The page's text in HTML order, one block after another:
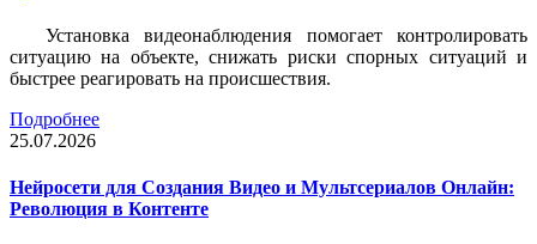
Установка видеонаблюдения помогает контролировать
ситуацию на объекте, снижать риски спорных ситуаций и
быстрее реагировать на происшествия.
Подробнее
25.07.2026
Нейросети для Создания Видео и Мультсериалов Онлайн:
Революция в Контенте